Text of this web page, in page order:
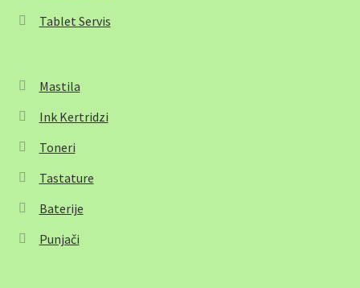
Tablet Servis
Mastila
Ink Kertridzi
Toneri
Tastature
Baterije
Punjači